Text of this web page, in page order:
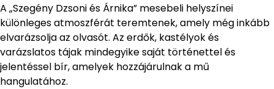
A „Szegény Dzsoni és Árnika” mesebeli helyszínei
különleges atmoszférát teremtenek, amely még inkább
elvarázsolja az olvasót. Az erdők, kastélyok és
varázslatos tájak mindegyike saját történettel és
jelentéssel bír, amelyek hozzájárulnak a mű
hangulatához.